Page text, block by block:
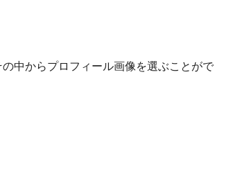
中からプロフィール画像を選ぶことがで